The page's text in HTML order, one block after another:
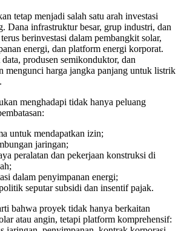
tetap menjadi salah satu arah investasi
Dana infrastruktur besar, grup industri, dan
berinvestasi dalam pembangkit solar,
energi, dan platform energi korporat.
produsen semikonduktor, dan
mengunci harga jangka panjang untuk listrik
menghadapi tidak hanya peluang
untuk mendapatkan izin;
jaringan;
peralatan dan pekerjaan konstruksi di
dalam penyimpanan energi;
seputar subsidi dan insentif pajak.
bahwa proyek tidak hanya berkaitan
atau angin, tetapi platform komprehensif: